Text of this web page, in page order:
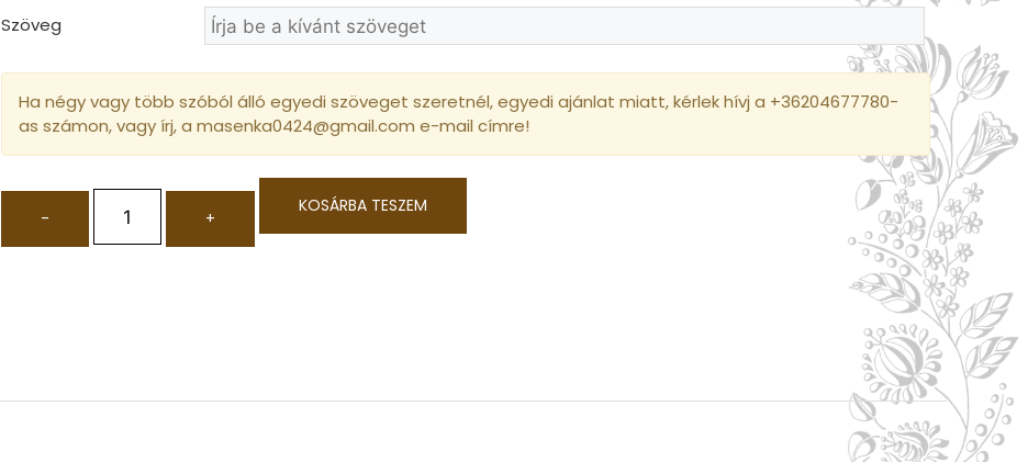
Szöveg
Ha négy vagy több szóból álló egyedi szöveget szeretnél, egyedi ajánlat miatt, kérlek hívj a +36204677780-
as számon, vagy írj, a masenka0424@gmail.com e-mail címre!
- +
KOSÁRBA TESZEM